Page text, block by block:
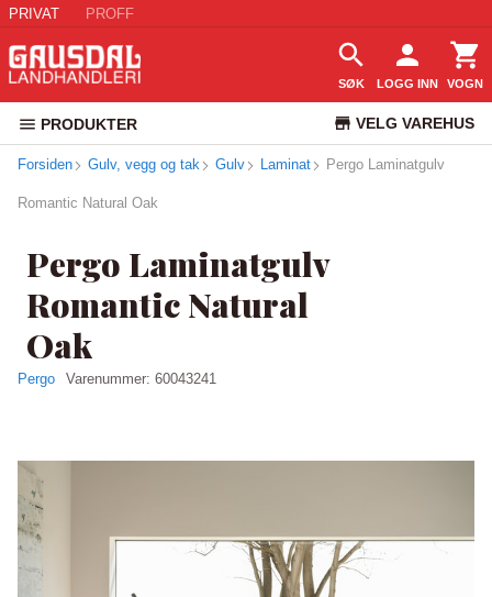
PRIVAT PROFF
SØK LOGG INN VOGN
PRODUKTER VELG VAREHUS
KUNDESERVICE
Forsiden Gulv, vegg og tak Gulv Laminat Pergo Laminatgulv
Romantic Natural Oak
Pergo Laminatgulv
Romantic Natural
Oak
Pergo Varenummer: 60043241